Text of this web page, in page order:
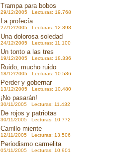
Trampa para bobos
29/12/2005 Lecturas: 19.768
La profecía
27/12/2005 Lecturas: 12.898
Una dolorosa soledad
24/12/2005 Lecturas: 11.100
Un tonto a las tres
19/12/2005 Lecturas: 18.336
Ruido, mucho ruido
18/12/2005 Lecturas: 10.586
Perder y gobernar
13/12/2005 Lecturas: 10.480
¡No pasarán!
30/11/2005 Lecturas: 11.432
De rojos y patriotas
30/11/2005 Lecturas: 10.772
Carrillo miente
12/11/2005 Lecturas: 13.506
Periodismo carmelita
05/11/2005 Lecturas: 10.901